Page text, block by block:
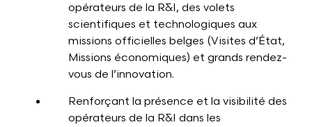
opérateurs de la R&I, des volets
scientifiques et technologiques aux
missions officielles belges (Visites d’État,
Missions économiques) et grands rendez-
vous de l’innovation.
Renforçant la présence et la visibilité des
opérateurs de la R&I dans les